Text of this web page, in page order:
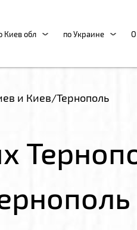
Киев обл по Украине О
и Киев/Тернополь